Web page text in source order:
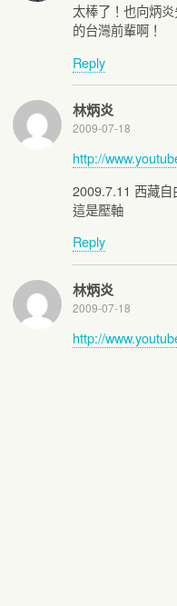
太棒了！也向炳
的台灣前輩啊！
Reply
林炳炎
2009-07-18
http://
2009.7.11 西藏自
這是壓軸
Reply
林炳炎
2009-07-18
http://